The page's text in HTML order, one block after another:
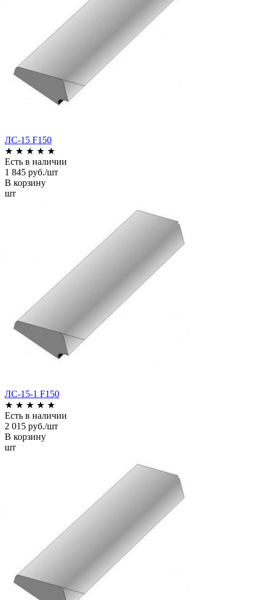
ЛС-15 F150
★ ★ ★ ★ ★
Есть в наличии
1 845 руб./шт
В корзину
шт
ЛС-15-1 F150
★ ★ ★ ★ ★
Есть в наличии
2 015 руб./шт
В корзину
шт